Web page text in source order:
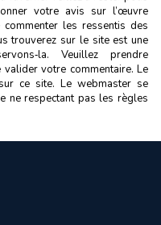
votre avis sur l’œuvre
les ressentis des
trouverez sur le site est une
Veuillez prendre
votre commentaire. Le
ce site. Le webmaster se
ne respectant pas les règles